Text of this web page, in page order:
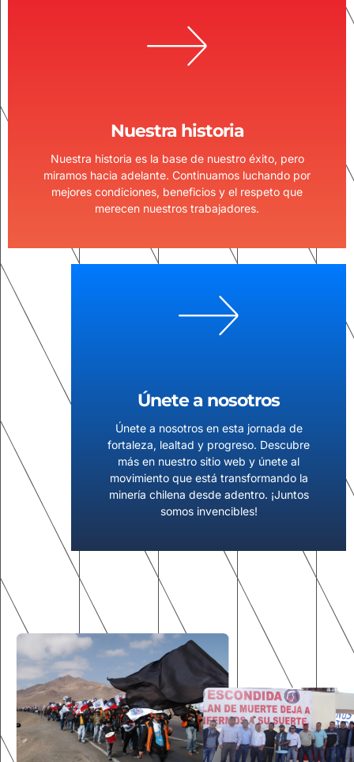
Nuestra historia
Nuestra historia es la base de nuestro éxito, pero
miramos hacia adelante. Continuamos luchando por
mejores condiciones, beneficios y el respeto que
merecen nuestros trabajadores.
Únete a nosotros
Únete a nosotros en esta jornada de
fortaleza, lealtad y progreso. Descubre
más en nuestro sitio web y únete al
movimiento que está transformando la
minería chilena desde adentro. ¡Juntos
somos invencibles!